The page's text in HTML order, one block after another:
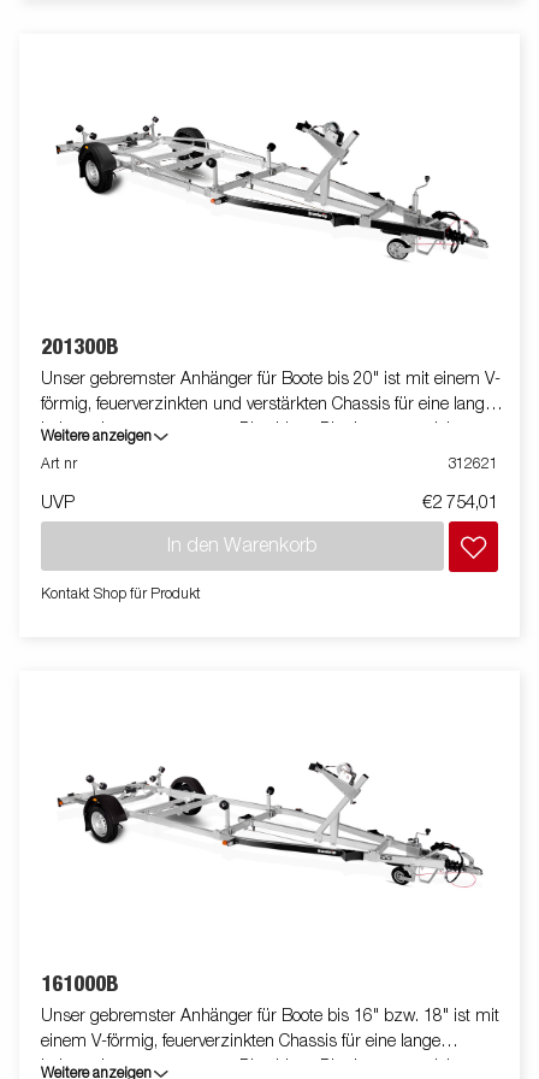
201300B
Unser gebremster Anhänger für Boote bis 20" ist mit einem V-
förmig, feuerverzinkten und verstärkten Chassis für eine lange
Lebensdauer ausgestattet. Dies bietet Dir ein ausgezeichnetes
Fahrverhalten. Die belastbaren Premium Rollen und Premium
Deinen Bootsrumpf zu nehmen. Die elektrischen Leitungen
geschützt. Die wasserdichten Radlager sorgen für eine lange
verstellbar. Die gezeigten Bilder dienen nur zur Illustration und
Weitere anzeigen
Art nr
312621
UVP €2 754,01
In den Warenkorb
Kontakt Shop für Produkt
161000B
Unser gebremster Anhänger für Boote bis 16" bzw. 18" ist mit
einem V-förmig, feuerverzinkten Chassis für eine lange
Lebensdauer ausgestattet. Dies bietet Dir ein ausgezeichnetes
Weitere anzeigen